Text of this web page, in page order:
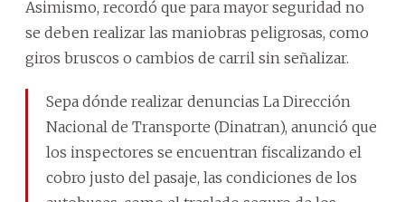
Asimismo, recordó que para mayor seguridad no
se deben realizar las maniobras peligrosas, como
giros bruscos o cambios de carril sin señalizar.
Sepa dónde realizar denuncias La Dirección
Nacional de Transporte (Dinatran), anunció que
los inspectores se encuentran fiscalizando el
cobro justo del pasaje, las condiciones de los